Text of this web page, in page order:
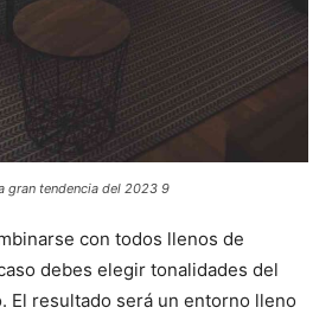
gran tendencia del 2023 9
con todos llenos de
debes elegir tonalidades del
El resultado será un entorno lleno